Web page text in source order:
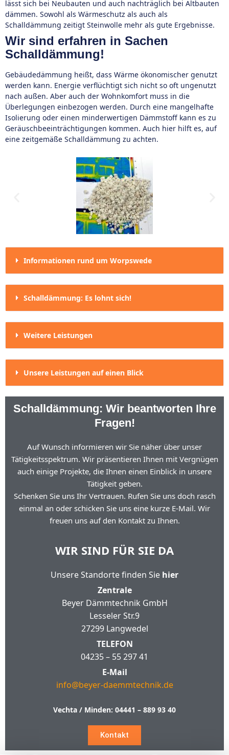
lässt sich bei Neubauten und auch nachträglich bei Altbauten
dämmen. Sowohl als Wärmeschutz als auch als
Schalldämmung zeitigt Steinwolle mehr als gute Ergebnisse.
Wir sind erfahren in Sachen
Schalldämmung!
Gebäudedämmung heißt, dass Wärme ökonomischer genutzt
werden kann. Energie verflüchtigt sich nicht so oft ungenutzt
nach außen. Aber auch der Wohnkomfort muss in die
Überlegungen einbezogen werden. Durch eine mangelhafte
Isolierung oder einen minderwertigen Dämmstoff kann es zu
Geräuschbeeinträchtigungen kommen. Auch hier hilft es, auf
eine zeitgemäße Schalldämmung zu achten.
Informationen rund um Worpswede
Schalldämmung: Es lohnt sich!
Weitere Leistungen
Unsere Leistungen auf einen Blick
Schalldämmung: Wir beantworten Ihre
Fragen!
Auf Wunsch informieren wir Sie näher über unser
Tätigkeitsspektrum. Wir präsentieren Ihnen mit Vergnügen
auch einige Projekte, die Ihnen einen Einblick in unsere
Tätigkeit geben.
Schenken Sie uns Ihr Vertrauen. Rufen Sie uns doch rasch
einmal an oder schicken Sie uns eine kurze E-Mail. Wir
freuen uns auf den Kontakt zu Ihnen.
WIR SIND FÜR SIE DA
Unsere Standorte finden Sie hier
Zentrale
Beyer Dämmtechnik GmbH
Lesseler Str.9
27299 Langwedel
TELEFON
04235 – 55 297 41
E-Mail
info@beyer-daemmtechnik.de
Vechta / Minden: 04441 – 889 93 40
Kontakt